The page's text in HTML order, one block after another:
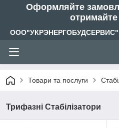
Оформляйте
ООО"УКРЭНЕРГОБУДСЕРВИС"
Товари та послуги
Трифазні Стабілізатори